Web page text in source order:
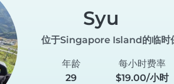
Syu
位于Singapore Island的临时
年龄
29
每小时费率
$19.00/小时